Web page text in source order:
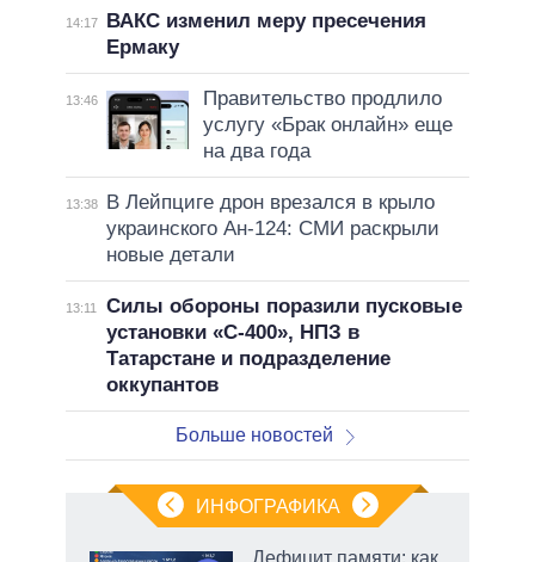
14:17
ВАКС изменил меру пресечения
Ермаку
13:46
Правительство продлило
услугу «Брак онлайн» еще
на два года
13:38
В Лейпциге дрон врезался в крыло
украинского Ан-124: СМИ раскрыли
новые детали
13:11
Силы обороны поразили пусковые
установки «С-400», НПЗ в
Татарстане и подразделение
оккупантов
Больше новостей
ИНФОГРАФИКА
Дефицит памяти: как